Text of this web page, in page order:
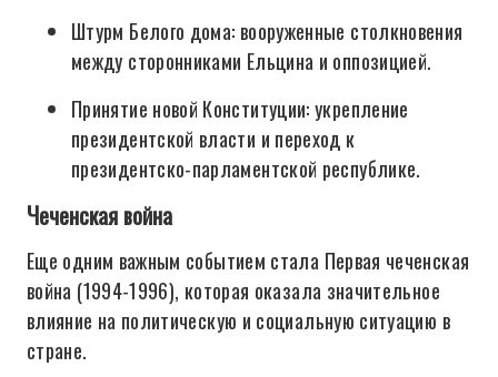
Штурм Белого дома: вооруженные столкновения
между сторонниками Ельцина и оппозицией.
Принятие новой Конституции: укрепление
президентской власти и переход к
президентско-парламентской республике.
Чеченская война
Еще одним важным событием стала Первая чеченская
война (1994-1996), которая оказала значительное
влияние на политическую и социальную ситуацию в
стране.